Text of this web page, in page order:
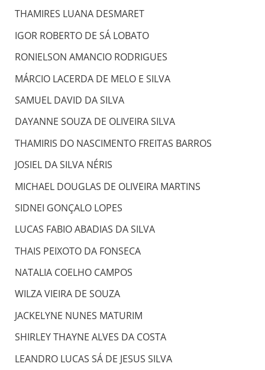
THAMIRES LUANA DESMARET
IGOR ROBERTO DE SÁ LOBATO
RONIELSON AMANCIO RODRIGUES
MÁRCIO LACERDA DE MELO E SILVA
SAMUEL DAVID DA SILVA
DAYANNE SOUZA DE OLIVEIRA SILVA
THAMIRIS DO NASCIMENTO FREITAS BARROS
JOSIEL DA SILVA NÉRIS
MICHAEL DOUGLAS DE OLIVEIRA MARTINS
SIDNEI GONÇALO LOPES
LUCAS FABIO ABADIAS DA SILVA
THAIS PEIXOTO DA FONSECA
NATALIA COELHO CAMPOS
WILZA VIEIRA DE SOUZA
JACKELYNE NUNES MATURIM
SHIRLEY THAYNE ALVES DA COSTA
LEANDRO LUCAS SÁ DE JESUS SILVA